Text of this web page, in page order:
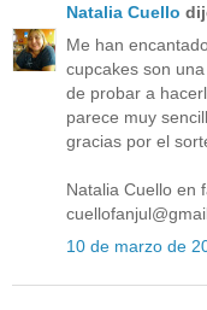
Natalia Cuello
Me han
cupcakes son
de probar a
parece muy
gracias por el
Natalia Cuello en
10 de marzo de